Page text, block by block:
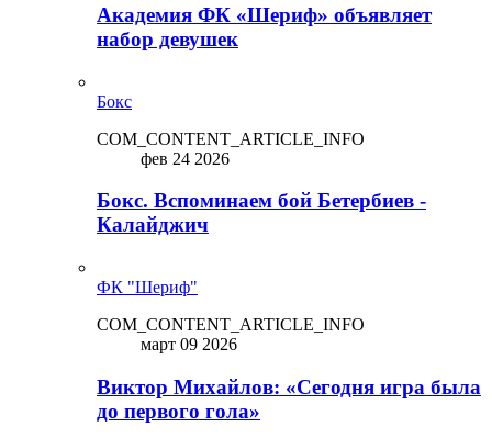
Академия ФК «Шериф» объявляет
набор девушек
Бокс
COM_CONTENT_ARTICLE_INFO
фев 24 2026
Бокс. Вспоминаем бой Бетербиев -
Калайджич
ФК "Шериф"
COM_CONTENT_ARTICLE_INFO
март 09 2026
Виктор Михайлов: «Сегодня игра была
до первого гола»